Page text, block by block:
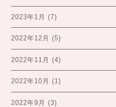
2023年1月 (7)
2022年12月 (5)
2022年11月 (4)
2022年10月 (1)
2022年9月 (3)